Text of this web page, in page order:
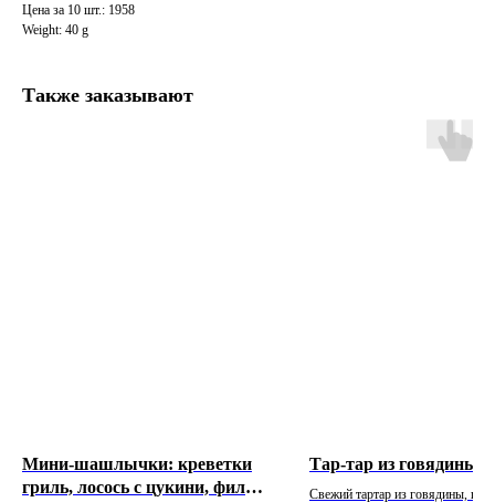
Цена за 10 шт.: 1958
Weight: 40 g
Также заказывают
Мини-шашлычки: креветки
гриль, лосось с цукини, филе
Тар-тар из говядины в
Свежий тартар из говядины,
МЕНЮ